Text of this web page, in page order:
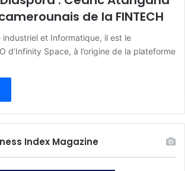
de la FINTECH
industriel et Informatique, il est le
d’Infinity Space, à l’origine de la plateforme
Index Magazine